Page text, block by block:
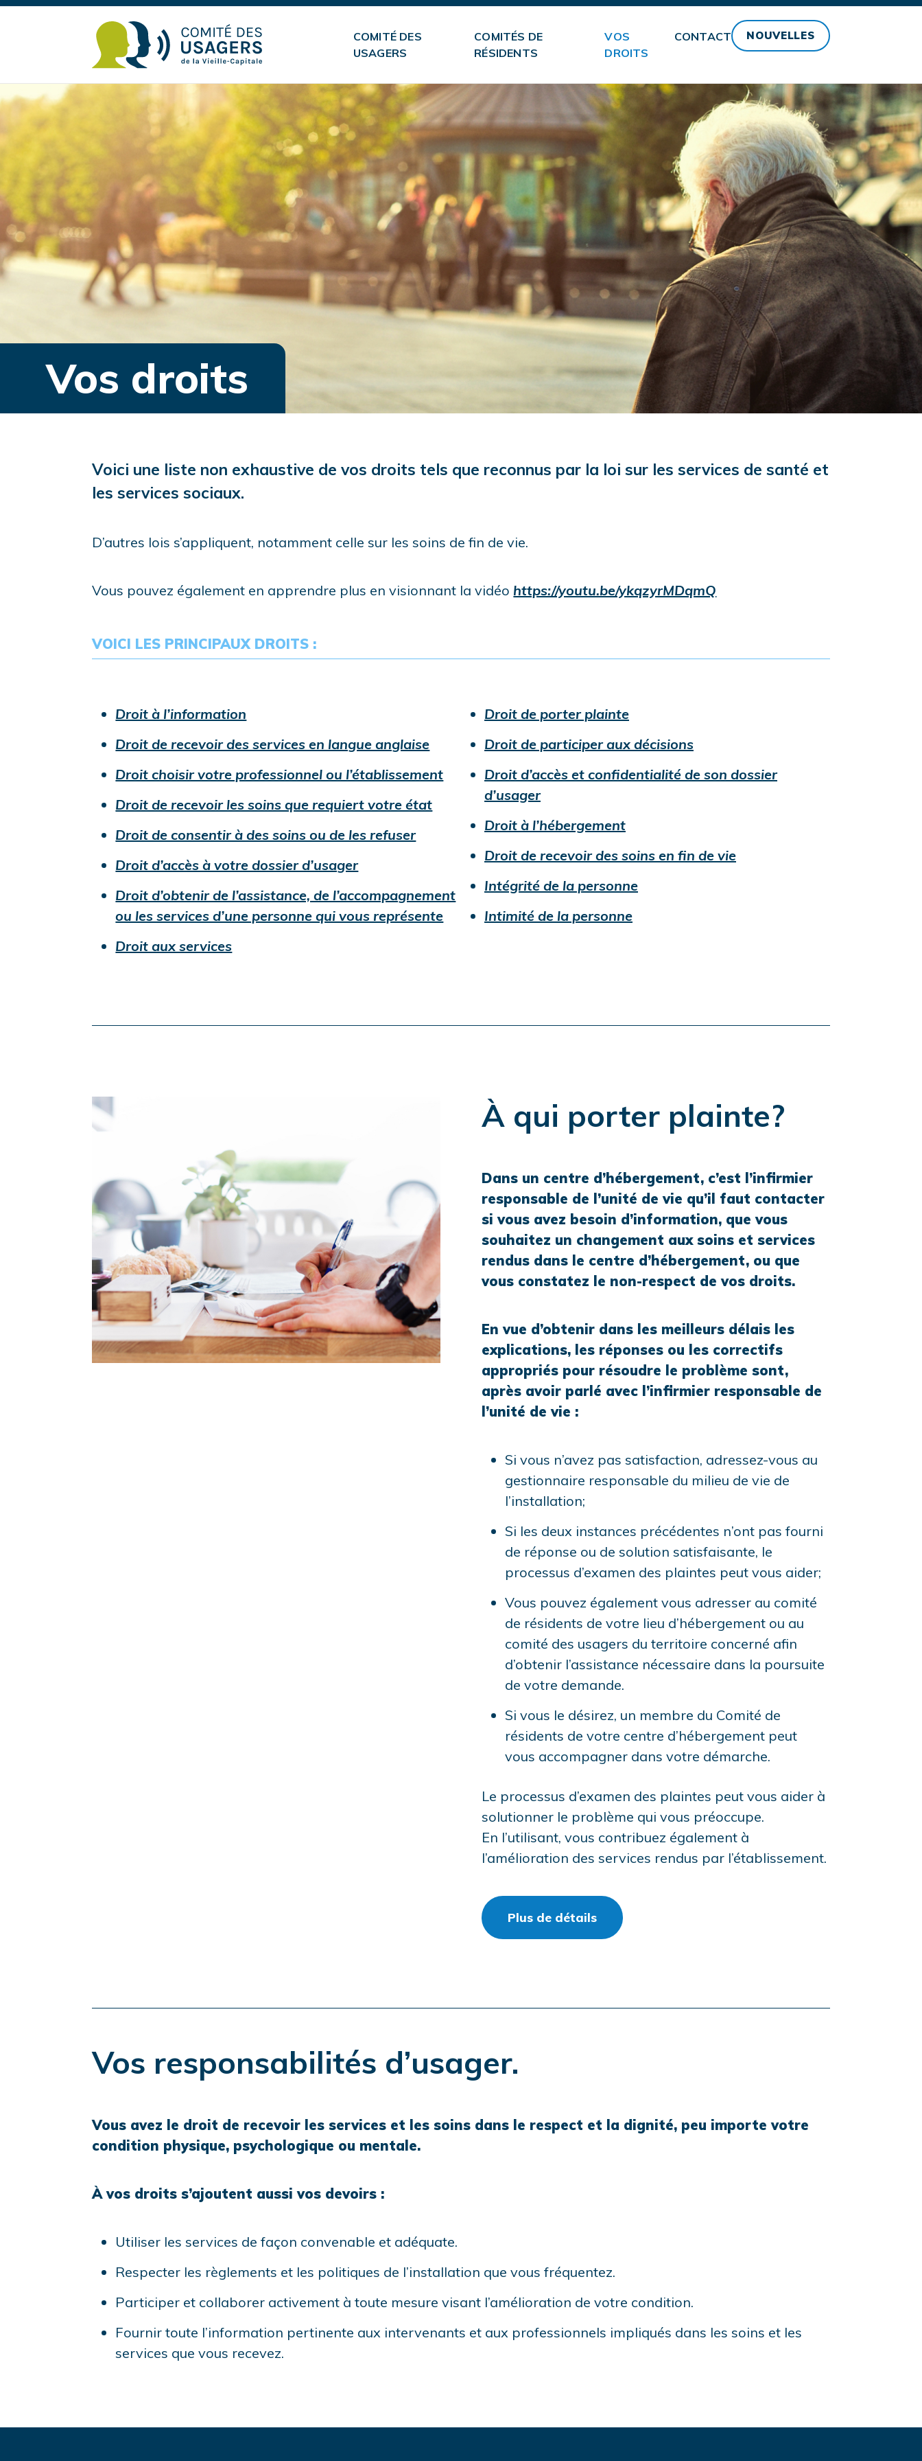
COMITÉ DES
USAGERS
COMITÉS DE
RÉSIDENTS
VOS
DROITS
CONTACT NOUVELLES
Vos droits
Voici une liste non exhaustive de vos droits tels que reconnus par la loi sur les services de santé et
les services sociaux.
D’autres lois s’appliquent, notamment celle sur les soins de fin de vie.
Vous pouvez également en apprendre plus en visionnant la vidéo https://youtu.be/ykqzyrMDqmQ
VOICI LES PRINCIPAUX DROITS :
Droit à l’information
Droit de recevoir des services en langue anglaiseundefined
Droit choisir votre professionnel ou l’établissementundefined
Droit de recevoir les soins que requiert votre étatundefined
Droit de consentir à des soins ou de les refuserundefined
Droit d’accès à votre dossier d’usagerundefined
Droit d’obtenir de l’assistance, de l’accompagnement
ou les services d’une personne qui vous représenteundefined
Droit aux servicesundefined
Droit de porter plainteundefined
Droit de participer aux décisionsundefined
Droit d’accès et confidentialité de son dossier
d’usagerundefined
Droit à l’hébergementundefined
Droit de recevoir des soins en fin de vieundefined
Intégrité de la personneundefined
Intimité de la personneundefined
À qui porter plainte?
Dans un centre d’hébergement, c’est l’infirmier
responsable de l’unité de vie qu’il faut contacter
si vous avez besoin d’information, que vous
souhaitez un changement aux soins et services
rendus dans le centre d’hébergement, ou que
vous constatez le non-respect de vos droits.
En vue d’obtenir dans les meilleurs délais les
explications, les réponses ou les correctifs
appropriés pour résoudre le problème sont,
après avoir parlé avec l’infirmier responsable de
l’unité de vie :
Si vous n’avez pas satisfaction, adressez-vous au
gestionnaire responsable du milieu de vie de
l’installation;
Si les deux instances précédentes n’ont pas fourni
de réponse ou de solution satisfaisante, le
processus d’examen des plaintes peut vous aider;
Vous pouvez également vous adresser au comité
de résidents de votre lieu d’hébergement ou au
comité des usagers du territoire concerné afin
d’obtenir l’assistance nécessaire dans la poursuite
de votre demande.
Si vous le désirez, un membre du Comité de
résidents de votre centre d’hébergement peut
vous accompagner dans votre démarche.
Le processus d’examen des plaintes peut vous aider à
solutionner le problème qui vous préoccupe.
En l’utilisant, vous contribuez également à
l’amélioration des services rendus par l’établissement.
Plus de détailsundefined
Vos responsabilités d’usager.
Vous avez le droit de recevoir les services et les soins dans le respect et la dignité, peu importe votre
condition physique, psychologique ou mentale.
À vos droits s’ajoutent aussi vos devoirs :
Utiliser les services de façon convenable et adéquate.
Respecter les règlements et les politiques de l’installation que vous fréquentez.
Participer et collaborer activement à toute mesure visant l’amélioration de votre condition.
Fournir toute l’information pertinente aux intervenants et aux professionnels impliqués dans les soins et les
services que vous recevez.